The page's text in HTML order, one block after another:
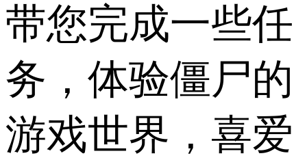
带您完成一些任
务，体验僵尸的
游戏世界，喜爱